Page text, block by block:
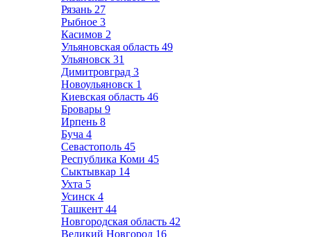
Рязань 27
Рыбное 3
Касимов 2
Ульяновская область 49
Ульяновск 31
Димитровград 3
Новоульяновск 1
Киевская область 46
Бровары 9
Ирпень 8
Буча 4
Севастополь 45
Республика Коми 45
Сыктывкар 14
Ухта 5
Усинск 4
Ташкент 44
Новгородская область 42
Великий Новгород 16